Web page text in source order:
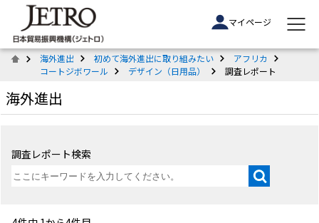
マイページ
海外進出 初めて海外進出に取り組みたい
アフリカ
コートジボワール
デザイン（日用品） 調査レポート
海外進出
調査レポート検索